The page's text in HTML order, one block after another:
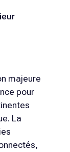
majeure
pour
La